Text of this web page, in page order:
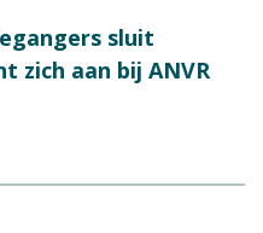
sluit
zich aan bij ANVR